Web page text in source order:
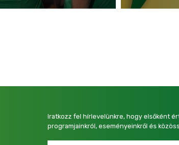
Iratkozz fel hírlevelünkre, hogy elsőként
programjainkról, eseményeinkről és